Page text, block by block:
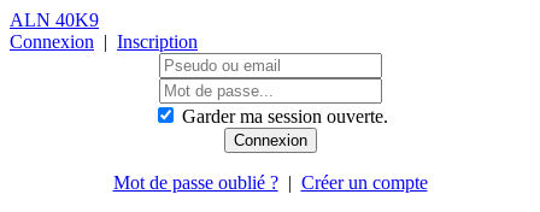
ALN 40K9
Connexion | Inscription
Garder ma session ouverte.
Mot de passe oublié ?| Créer un compte